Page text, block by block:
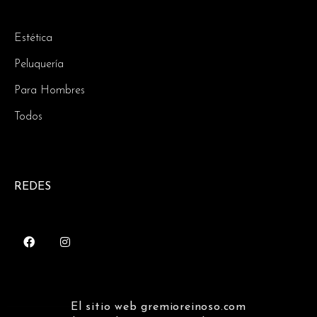
Estética
Peluquería
Para Hombres
Todos
REDES
El sitio web gremioreinoso.com